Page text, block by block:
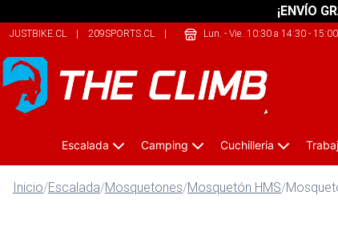
¡ENVÍO
JUSTBIKE.CL | 209SPORTS.CL | SHERPALIFE.COM.AR
Lun. - Vie. 10:30 a 14:30 -
Escalada Camping Cuchilleria
Inicio/Escalada/Mosquetones/Mosquetón HMS/